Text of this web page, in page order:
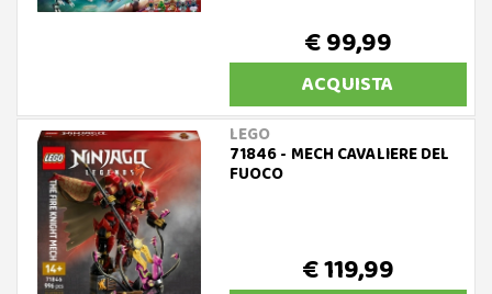
€ 99,99
ACQUISTA
LEGO
71846 - MECH CAVALIERE DEL
FUOCO
€ 119,99